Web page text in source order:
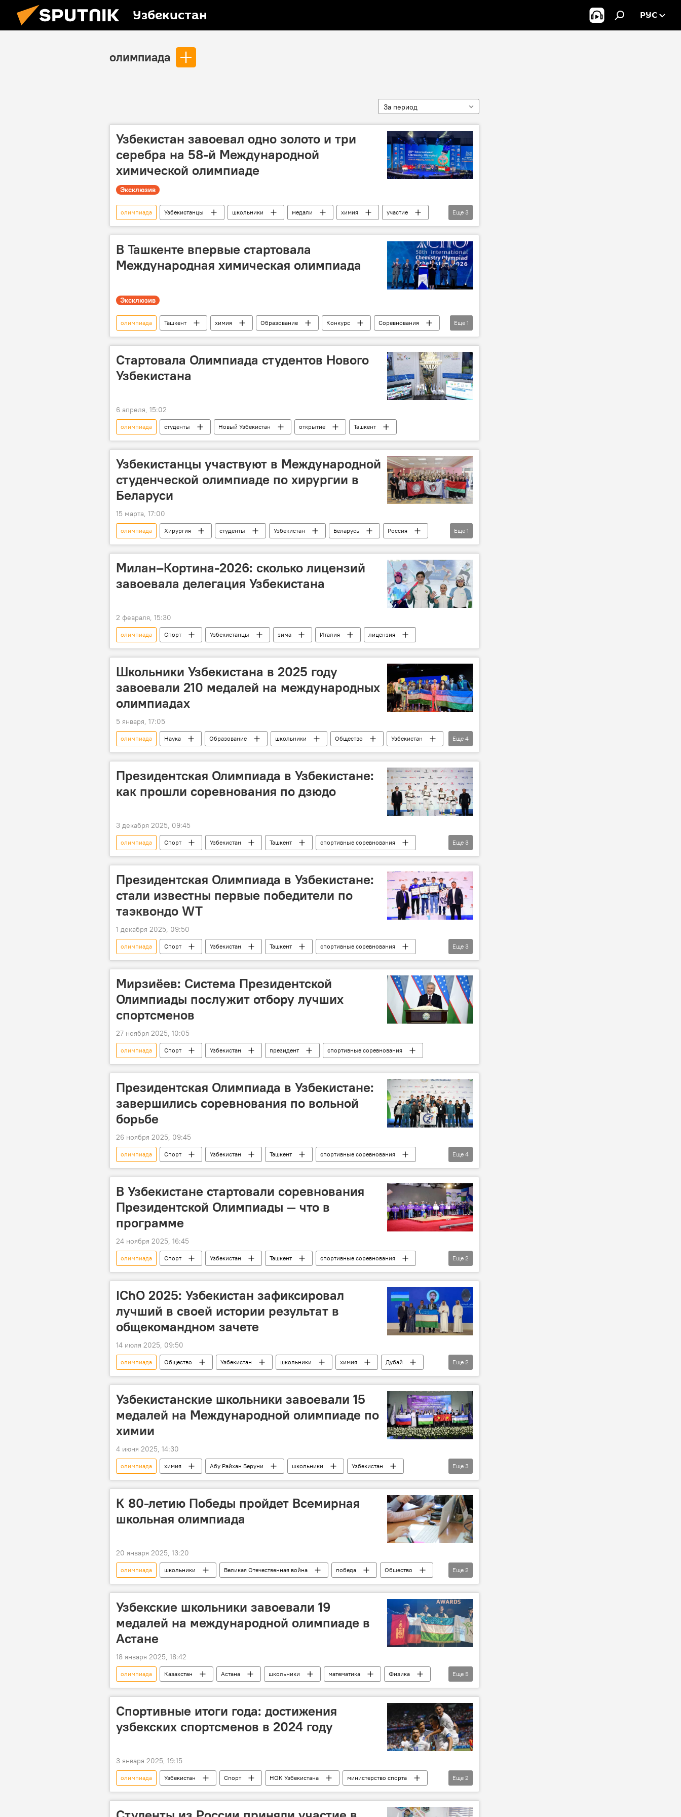
Узбекистан РУС
олимпиада
За период
Узбекистан завоевал одно золото и три
серебра на 58-й Международной
химической олимпиаде
Эксклюзив
олимпиада Узбекистанцы школьники медали химия
участие
Россия
Образование Общество
Еще 3
В Ташкенте впервые стартовала
Международная химическая олимпиада
Эксклюзив
олимпиада Ташкент химия Образование Конкурс
Соревнования
школьники
Еще 1
Стартовала Олимпиада студентов Нового
Узбекистана
6 апреля, 15:02
олимпиада студенты Новый Узбекистан открытие Ташкент
Узбекистанцы участвуют в Международной
студенческой олимпиаде по хирургии в
Беларуси
15 марта, 17:00
олимпиада Хирургия студенты Узбекистан Беларусь
Россия
Кыргызстан
Еще 1
Милан–Кортина-2026: сколько лицензий
завоевала делегация Узбекистана
2 февраля, 15:30
олимпиада Спорт Узбекистанцы зима Италия лицензия
Школьники Узбекистана в 2025 году
завоевали 210 медалей на международных
олимпиадах
5 января, 17:05
олимпиада Наука Образование школьники Общество
Узбекистан
медали
золото серебро бронза
Еще 4
Президентская Олимпиада в Узбекистане:
как прошли соревнования по дзюдо
3 декабря 2025, 09:45
олимпиада Спорт Узбекистан Ташкент
спортивные соревнования
президент
юниоры дзюдо
Еще 3
Президентская Олимпиада в Узбекистане:
стали известны первые победители по
таэквондо WT
1 декабря 2025, 09:50
олимпиада Спорт Узбекистан Ташкент
спортивные соревнования
президент
юниоры таэквондо
Еще 3
Мирзиёев: Система Президентской
Олимпиады послужит отбору лучших
спортсменов
27 ноября 2025, 10:05
олимпиада Спорт Узбекистан президент спортивные соревнования
Президентская Олимпиада в Узбекистане:
завершились соревнования по вольной
борьбе
26 ноября 2025, 09:45
олимпиада Спорт Узбекистан Ташкент
спортивные соревнования
Вольная борьба
президент юниоры Тяжелая атлетика
Еще 4
В Узбекистане стартовали соревнования
Президентской Олимпиады — что в
программе
24 ноября 2025, 16:45
олимпиада Спорт Узбекистан Ташкент
спортивные соревнования
президент
юниоры
Еще 2
IChO 2025: Узбекистан зафиксировал
лучший в своей истории результат в
общекомандном зачете
14 июля 2025, 09:50
олимпиада Общество Узбекистан школьники химия
Дубай
золото
серебро
Еще 2
Узбекистанские школьники завоевали 15
медалей на Международной олимпиаде по
химии
4 июня 2025, 14:30
олимпиада химия Абу Райхан Беруни школьники
Узбекистан
медали
Общество Наука
Еще 3
К 80-летию Победы пройдет Всемирная
школьная олимпиада
20 января 2025, 13:20
олимпиада школьники Великая Отечественная война победа
Общество
В мире
80-летие Победы в Великой Отечественной войне
Еще 2
Узбекские школьники завоевали 19
медалей на международной олимпиаде в
Астане
18 января 2025, 18:42
олимпиада Казахстан Астана школьники математика
Физика
информатика
золото серебро бронза Образование
Еще 5
Спортивные итоги года: достижения
узбекских спортсменов в 2024 году
3 января 2025, 19:15
олимпиада Узбекистан Спорт НОК Узбекистана
министерство спорта
Национальный Олимпийский комитет Узбекистана
итоги года
Еще 2